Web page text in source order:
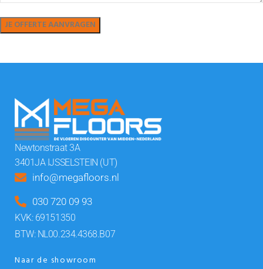
Newtonstraat 3A
3401JA IJSSELSTEIN (UT)
info@megafloors.nl
030 720 09 93
KVK: 69151350
BTW: NL00.234.4368.B07
Naar de showroom